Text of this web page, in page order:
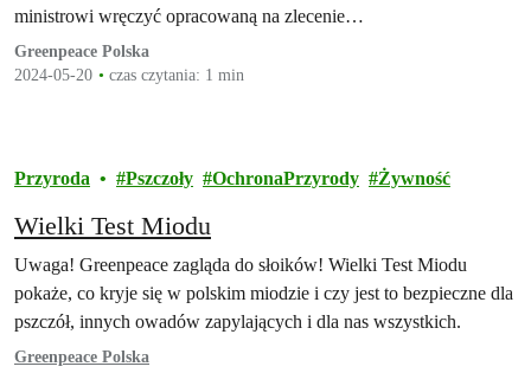
ministrowi wręczyć opracowaną na zlecenie…
Greenpeace Polska
2024-05-20
czas czytania: 1 min
Przyroda Pszczoły OchronaPrzyrody Żywność
Wielki Test Miodu
Uwaga! Greenpeace zagląda do słoików! Wielki Test Miodu
pokaże, co kryje się w polskim miodzie i czy jest to bezpieczne dla
pszczół, innych owadów zapylających i dla nas wszystkich.
Greenpeace Polska